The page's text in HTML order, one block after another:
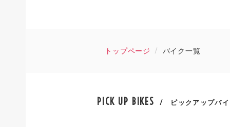
トップページ バイク一覧
PICK UP BIKES / ピックアップバ